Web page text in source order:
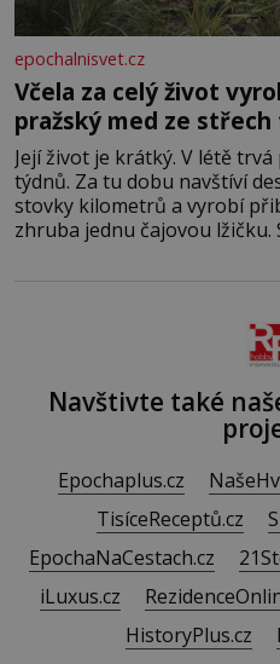
epochalnisvet.cz
Včela za celý život
pražský med ze střech
Její život je krátký. V létě
týdnů. Za tu dobu navštíví
stovky kilometrů a vyrobí
zhruba jednu čajovou lžičku.
Navštivte také
Epochaplus.cz
TisíceReceptů.cz
EpochaNaCestach.cz
iLuxus.cz
HistoryPlus.cz